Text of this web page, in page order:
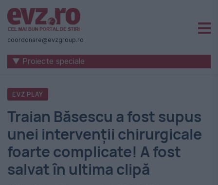
Știri
naționale
internaționale
România
Evenimentul
Zilei
coordonare@evzgroup.ro
▼ Proiecte speciale
EVZ PLAY
Traian Băsescu a fost supus
unei intervenții chirurgicale
foarte complicate! A fost
salvat în ultima clipă